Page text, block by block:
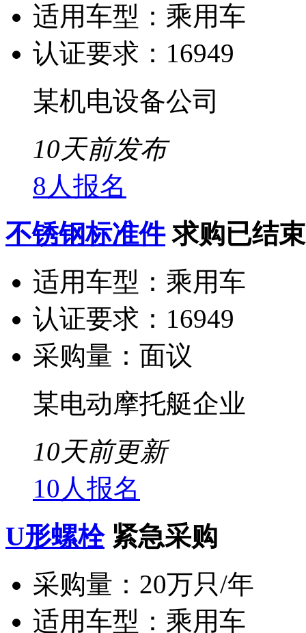
适用车型： 乘用车
认证要求： 16949
某机电设备公司
10天前发布
8人报名
不锈钢标准件 求购已结束
适用车型： 乘用车
认证要求： 16949
采购量： 面议
某电动摩托艇企业
10天前更新
10人报名
U形螺栓 紧急采购
采购量： 20万只/年
适用车型： 乘用车